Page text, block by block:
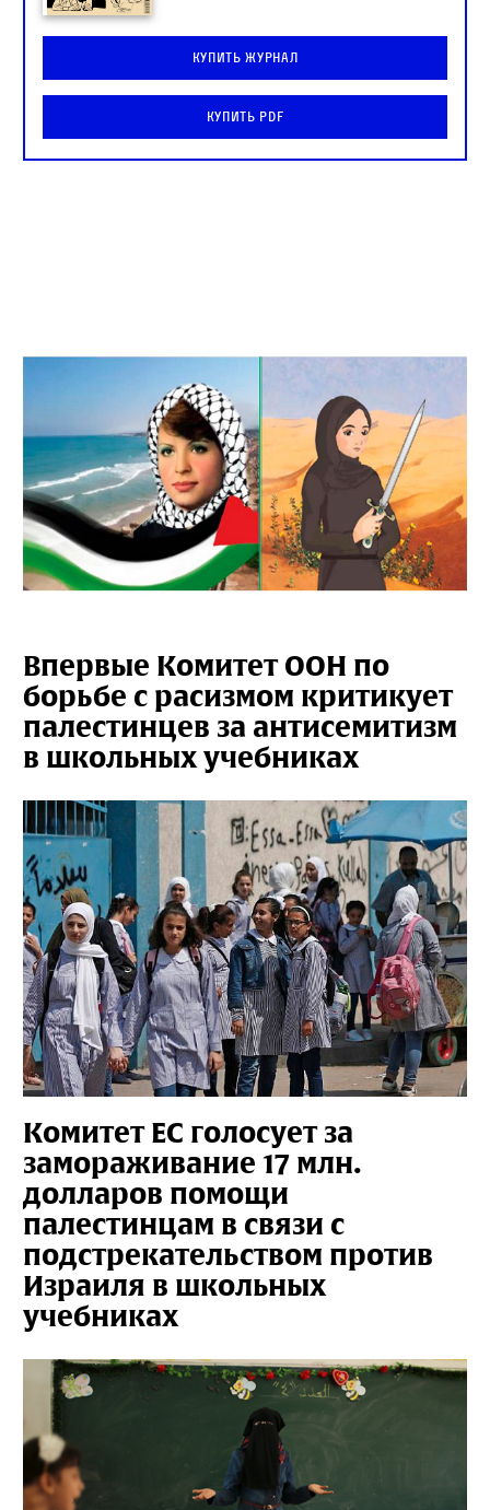
Купить журнал
Купить PDF
Впервые Комитет ООН по
борьбе с расизмом критикует
палестинцев за антисемитизм
в школьных учебниках
Комитет ЕС голосует за
замораживание 17 млн.
долларов помощи
палестинцам в связи с
подстрекательством против
Израиля в школьных
учебниках